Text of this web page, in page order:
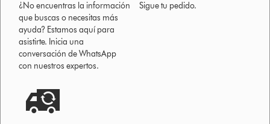
¿No encuentras la información
que buscas o necesitas más
ayuda? Estamos aquí para
asistirte. Inicia una
conversación de WhatsApp
con nuestros expertos.
Sigue tu pedido.